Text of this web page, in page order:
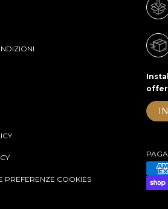
PREFERENZE COOKIES